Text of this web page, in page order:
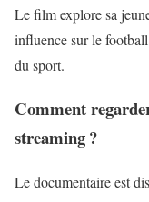
Le film explore sa
influence sur le
du sport.
Comment
streaming ?
Le documentaire est